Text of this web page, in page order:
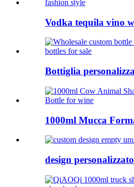
Vodka tequila vino
Bottiglia
1000ml Mucca
design